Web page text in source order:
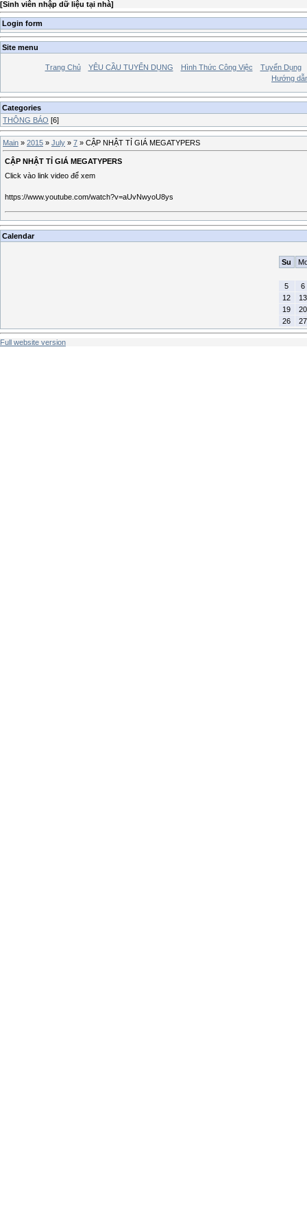
[Sinh viên nhập dữ liệu tại nhà]
Login form
Site menu
Trang Chủ YÊU CẦU TUYỂN DỤNG Hình Thức Công Việc
Tuyển Dụng
Hướng
Categories
THÔNG BÁO [6]
Main » 2015 » July » 7 » CẬP NHẬT TỈ GIÁ MEGATYPERS
CẬP NHẬT TỈ GIÁ MEGATYPERS
Click vào link video để xem
https://www.youtube.com/watch?v=aUvNwyoU8ys
Calendar
Su
5
6
12
13
19
20
26
27
Full website version